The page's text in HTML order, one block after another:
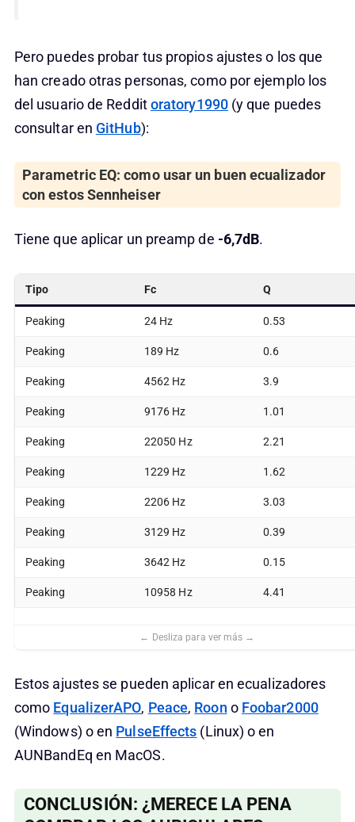
Pero puedes probar tus propios ajustes o los que
han creado otras personas, como por ejemplo los
del usuario de Redditoratory1990(y que puedes
consultar en GitHub):
Parametric EQ: como usar un buen ecualizador
con estos Sennheiser
Tiene que aplicar un preamp de -6,7dB.
Tipo Fc Q
Peaking 24 Hz 0.53
Peaking 189 Hz 0.6
Peaking 4562 Hz 3.9
Peaking 9176 Hz 1.01
Peaking 22050 Hz 2.21
Peaking 1229 Hz 1.62
Peaking 2206 Hz 3.03
Peaking 3129 Hz 0.39
Peaking 3642 Hz 0.15
Peaking 10958 Hz 4.41
Estos ajustes se pueden aplicar en ecualizadores
como EqualizerAPO, Peace, Roon o Foobar2000
(Windows) o en PulseEffects (Linux) o en
AUNBandEq en MacOS.
CONCLUSIÓN: ¿MERECE LA PENA